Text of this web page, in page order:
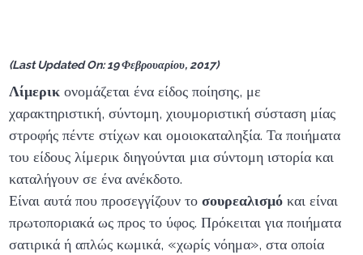
(Last Updated On: 19 Φεβρουαρίου, 2017)
Λίμερικ ονομάζεται ένα είδος ποίησης, με
χαρακτηριστική, σύντομη, χιουμοριστική σύσταση μίας
στροφής πέντε στίχων και ομοιοκαταληξία. Τα ποιήματα
του είδους λίμερικ διηγούνται μια σύντομη ιστορία και
καταλήγουν σε ένα ανέκδοτο.
Είναι αυτά που προσεγγίζουν τοσουρεαλισμό και είναι
πρωτοποριακά ως προς το ύφος. Πρόκειται για ποιήματα
σατιρικά ή απλώς κωμικά, «χωρίς νόημα», στα οποία